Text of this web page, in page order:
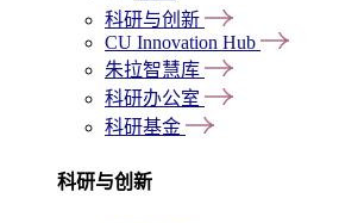
科研与创新
CU Innovation Hub
朱拉智慧库
科研办公室
科研基金
科研与创新